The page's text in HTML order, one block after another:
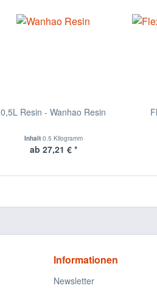
0,5L Resin - Wanhao Resin
Inhalt 0.5 Kilogramm
ab 27,21 € *
Informationen
Newsletter